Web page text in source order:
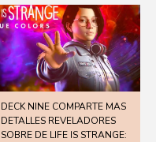
DECK NINE COMPARTE MAS
DETALLES REVELADORES
SOBRE DE LIFE IS STRANGE: